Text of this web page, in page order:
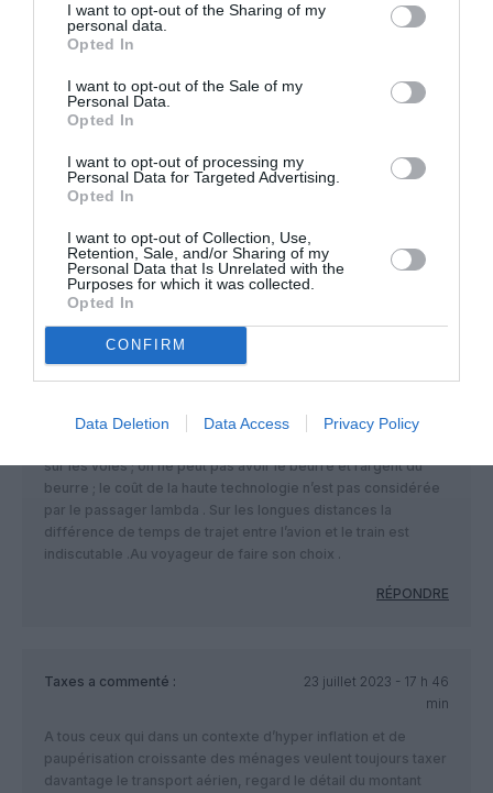
I want to opt-out of the Sharing of my
personal data.
Opted In
I want to opt-out of the Sale of my
Personal Data.
Opted In
I want to opt-out of processing my
Personal Data for Targeted Advertising.
Opted In
I want to opt-out of Collection, Use,
Retention, Sale, and/or Sharing of my
Personal Data that Is Unrelated with the
Purposes for which it was collected.
Opted In
CONFIRM
Data Deletion Data Access Privacy Policy
h 39 min
jp comme nombre d’intervenants ici se
RÉPONDRE
mavericka commenté :
23 juillet 2023 - 15 h 57
La SNCF est déficitaire; elle récupère ses pertes comme elle
les choses . Les TGV roulant à 320 Km/h nécessitent une
sur les voies ; on ne peut pas avoir le beurre et l’argent du
beurre ; le coût de la haute technologie n’est pas considérée
par le passager lambda . Sur les longues distances la
différence de temps de trajet entre l’avion et le train est
indiscutable .Au voyageur de faire son choix .
RÉPONDRE
Taxes a commenté :
23 juillet 2023 - 17 h 46
min
A tous ceux qui dans un contexte d’hyper inflation et de
paupérisation croissante des ménages veulent toujours taxer
davantage le transport aérien, regard le détail du montant